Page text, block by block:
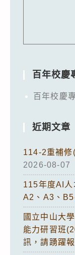
百年校慶
百年校慶
近期文章
114-2重補修
2026-08-07
115年度AI人
A2、A3、
國立中山大
能力研習班
訊，請踴躍